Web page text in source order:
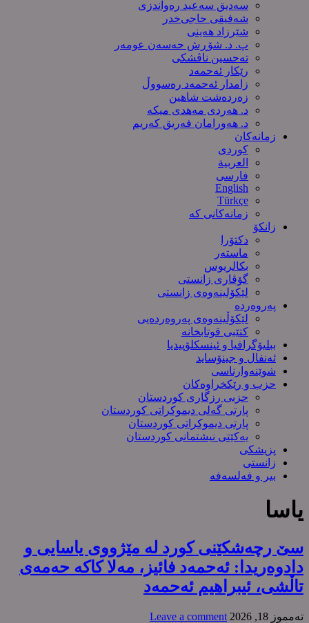
سەدیق سەعید رەواندزی
شه‌فیقی حاجی‌خدر
شێرزاد هەینی
پ. د. شۆڕش حەسەن عومەر
تەحسین ناڤشکی
رێکار ئەحمەد
زامدار ئەحمەد رەسووڵ
زه‌رده‌شت شاهین
د. هەردی مەهدی میکە
د. هەورامان فەریق كەریم
زمانەکان
کوردی
العربیة
فارسی
English
Türkçe
زمانەکانی کە
زانکۆ
دکتۆرا
ماستەر
بکالریوس
گۆڤاری زانستی
لێکۆلینەوەی زانستی
پەروەردە
لێکۆڵینەوەی پەروەردەیی
کتێبی قوتابخانە
ببلیۆگرافیا و ئینسکلۆپیدیا
ئەنفال و جینۆساید
شوێنەوارناسی
حزب و رێکخراوەکان
حزبی رزگاری کوردستان
پارتی گەلی دیموکراتی کوردستان
پارتی دیموکراتی کوردستان
یەکێتی نیشتمانی کوردستان
پزیشکی
زانستی
بیر و فەلسەفە
یاسا
سێ رچەشکێنی کورد لە مێژووی یاسایی و
دادوەریدا: ئەحمەد فائیز، مەلا کاکە حەمەی
تاڵشی، ئیبراهیم ئەحمەد
ته‌مموز 18, 2026 Leave a comment